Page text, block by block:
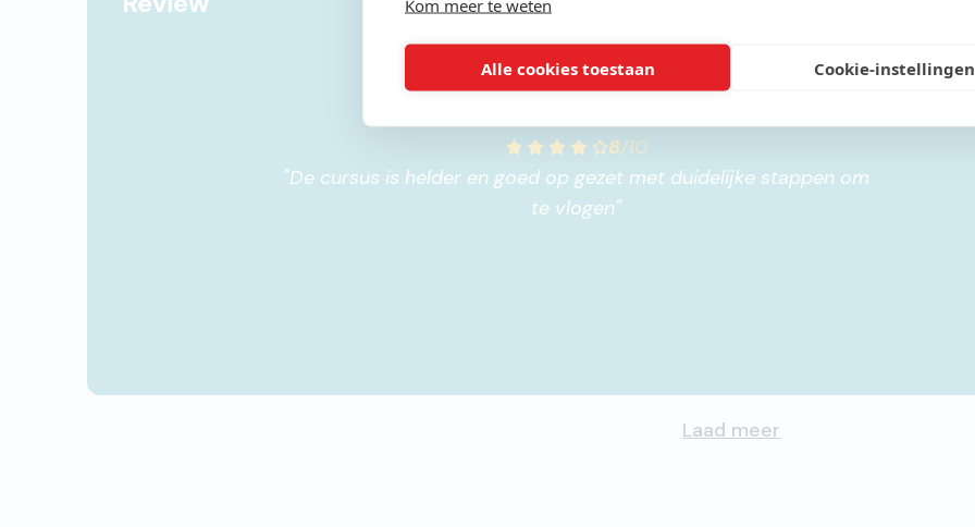
Kom meer te weten
Alle cookies toestaan Cookie-instellingen
8/10
"De cursus is helder en goed op gezet met duidelijke stappen om
te vlogen"
Laad meer